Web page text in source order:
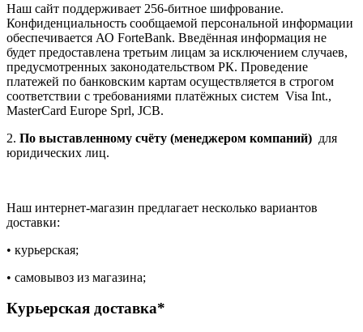
Наш сайт поддерживает 256-битное шифрование.
Конфиденциальность сообщаемой персональной информации
обеспечивается АО ForteBank. Введённая информация не
будет предоставлена третьим лицам за исключением случаев,
предусмотренных законодательством РК. Проведение
платежей по банковским картам осуществляется в строгом
соответствии с требованиями платёжных систем Visa Int.,
MasterCard Europe Sprl, JCB.
2. По выставленному счёту (менеджером компаний) для
юридических лиц.
Наш интернет-магазин предлагает несколько вариантов
доставки:
• курьерская;
• самовывоз из магазина;
Курьерская доставка*